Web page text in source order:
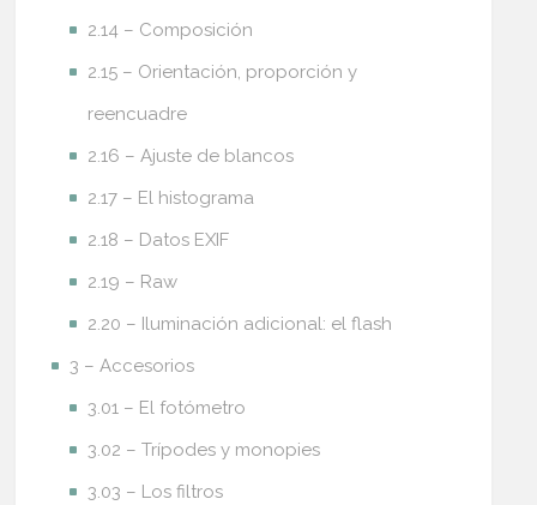
2.14 – Composición
2.15 – Orientación, proporción y
reencuadre
2.16 – Ajuste de blancos
2.17 – El histograma
2.18 – Datos EXIF
2.19 – Raw
2.20 – Iluminación adicional: el flash
3 – Accesorios
3.01 – El fotómetro
3.02 – Trípodes y monopies
3.03 – Los filtros